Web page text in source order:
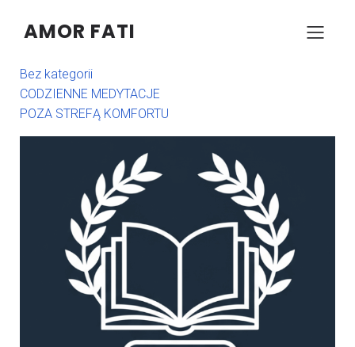
AMOR FATI
Bez kategorii
CODZIENNE MEDYTACJE
POZA STREFĄ KOMFORTU